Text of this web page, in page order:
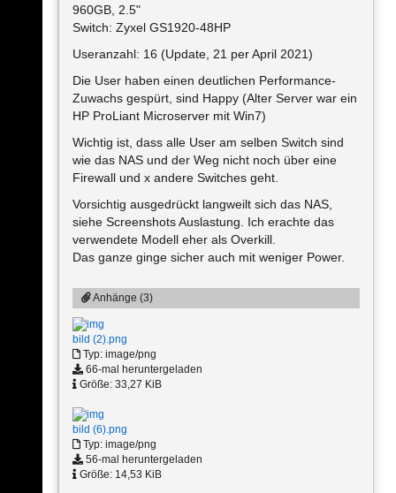
960GB, 2.5"
Switch: Zyxel GS1920-48HP
Useranzahl: 16 (Update, 21 per April 2021)
Die User haben einen deutlichen Performance-
Zuwachs gespürt, sind Happy (Alter Server war ein
HP ProLiant Microserver mit Win7)
Wichtig ist, dass alle User am selben Switch sind
wie das NAS und der Weg nicht noch über eine
Firewall und x andere Switches geht.
Vorsichtig ausgedrückt langweilt sich das NAS,
siehe Screenshots Auslastung. Ich erachte das
verwendete Modell eher als Overkill.
Das ganze ginge sicher auch mit weniger Power.
Anhänge (3)
bild (2).png
Typ: image/png
66-mal heruntergeladen
Größe: 33,27 KiB
bild (6).png
Typ: image/png
56-mal heruntergeladen
Größe: 14,53 KiB